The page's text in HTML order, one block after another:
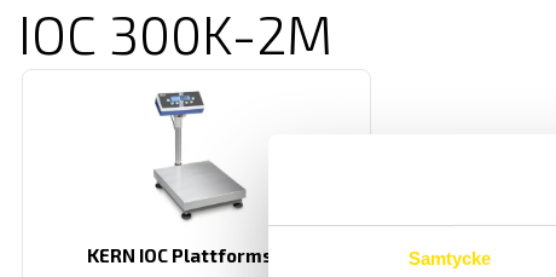
Samtycke
IOC 300K-2M
KERN IOC Plattformsvåg